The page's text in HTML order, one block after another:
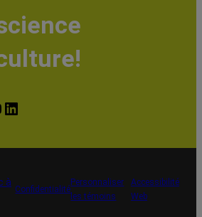
YouTube
à
Confidentialité
Personnaliser
les témoins
Accessibilité
Web